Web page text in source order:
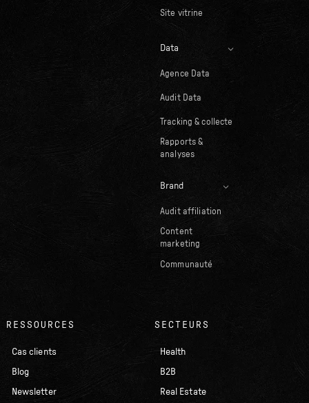
Site vitrine
Data
Agence Data
Audit Data
Tracking & collecte
Rapports &
analyses
Brand
Audit affiliation
Content
marketing
Communauté
RESSOURCES
Cas clients
Blog
Newsletter
SECTEURS
Health
B2B
Real Estate